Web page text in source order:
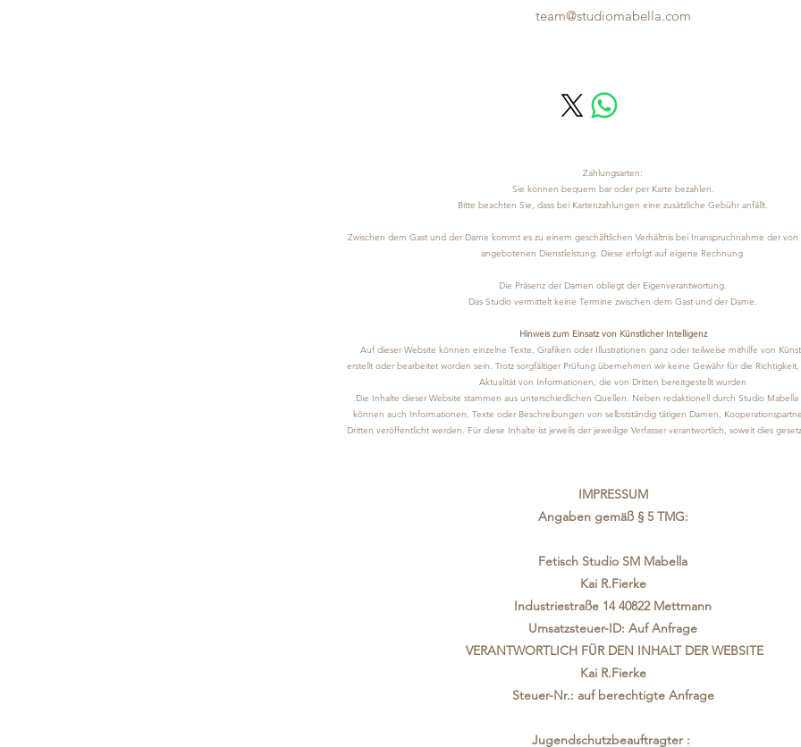
team@studiomabella.com
Zahlungsarten:
Sie können bequem bar oder per Karte bezahlen.
Bitte beachten Sie, dass bei Kartenzahlungen eine zusätzliche Gebühr anfällt.
Zwischen dem Gast und der Dame kommt es zu einem geschäftlichen Verhältnis bei Inanspruchnahme der
angebotenen Dienstleistung. Diese erfolgt auf eigene Rechnung.
Die Präsenz der Damen obliegt der Eigenverantwortung.
Das Studio vermittelt keine Termine zwischen dem Gast und der Dame.
Hinweis zum Einsatz von Künstlicher Intelligenz
Auf dieser Website können einzelne Texte, Grafiken oder Illustrationen ganz oder teilweise mithilfe von
erstellt oder bearbeitet worden sein. Trotz sorgfältiger Prüfung übernehmen wir keine Gewähr für die Richtigkeit,
Aktualität von Informationen, die von Dritten bereitgestellt wurden
.Die Inhalte dieser Website stammen aus unterschiedlichen Quellen. Neben redaktionell durch Studio
können auch Informationen, Texte oder Beschreibungen von selbstständig tätigen Damen,
Dritten veröffentlicht werden. Für diese Inhalte ist jeweils der jeweilige Verfasser verantwortlich, soweit dies
IMPRESSUM
Angaben gemäß § 5 TMG:
Fetisch Studio SM Mabella
Kai R.Fierke
Industriestraße 14 40822 Mettmann
Umsatzsteuer-ID: Auf Anfrage
VERANTWORTLICH FÜR DEN INHALT DER WEBSITE
Kai R.Fierke
Steuer-Nr.: auf berechtigte Anfrage
Jugendschutzbeauftragter :